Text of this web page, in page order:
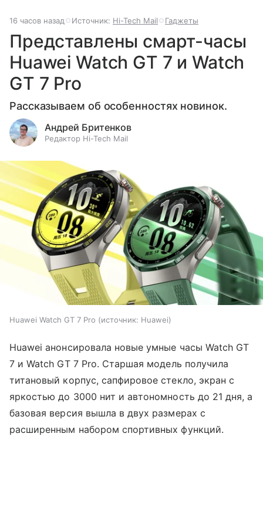
16 часов назад Источник: Hi-Tech Mail Гаджеты
Представлены смарт-часы
Huawei Watch GT 7 и Watch
GT 7 Pro
Рассказываем об особенностях новинок.
Андрей Бритенков
Редактор Hi-Tech Mail
Huawei Watch GT 7 Pro источник: Huawei
Huawei анонсировала новые умные часы Watch GT
7 и Watch GT 7 Pro. Старшая модель получила
титановый корпус, сапфировое стекло, экран с
яркостью до 3000 нит и автономность до 21 дня, а
базовая версия вышла в двух размерах с
расширенным набором спортивных функций.